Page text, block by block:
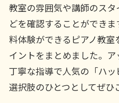
教室の雰囲気や講師のス
どを確認することができ
料体験ができるピアノ教
イントをまとめました。
丁寧な指導で人気の「ハ
選択肢のひとつとしてぜひ